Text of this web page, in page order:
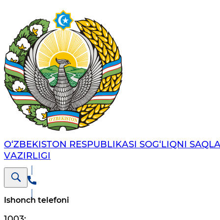
O‘ZBЕKISTОN RЕSPUBLIKАSI SОG‘LIQNI
VАZIRLIGI
Ishonch telefoni